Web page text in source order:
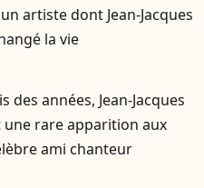
artiste dont Jean-Jacques
la vie
des années, Jean-Jacques
rare apparition aux
ami chanteur